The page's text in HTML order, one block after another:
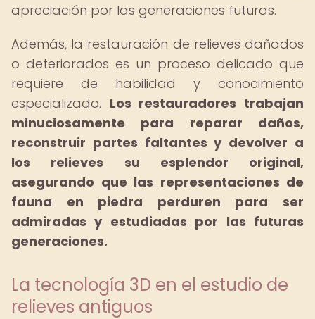
apreciación por las generaciones futuras.
Además, la restauración de relieves dañados
o deteriorados es un proceso delicado que
requiere de habilidad y conocimiento
especializado. Los restauradores trabajan
minuciosamente para reparar daños,
reconstruir partes faltantes y devolver a
los relieves su esplendor original,
asegurando que las representaciones de
fauna en piedra perduren para ser
admiradas y estudiadas por las futuras
generaciones.
La tecnología 3D en el estudio de
relieves antiguos